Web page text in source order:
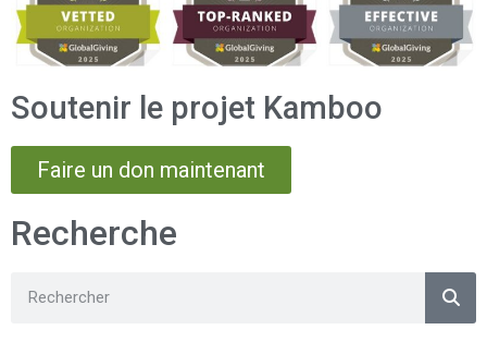
Soutenir le projet Kamboo
Faire un don maintenant
Recherche